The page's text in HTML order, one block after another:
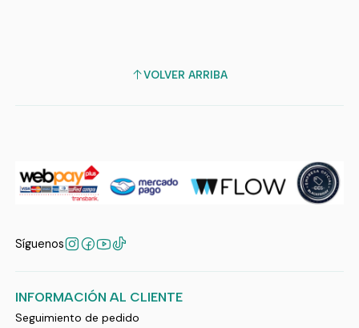
VOLVER ARRIBA
Síguenos
INFORMACIÓN AL CLIENTE
Seguimiento de pedido